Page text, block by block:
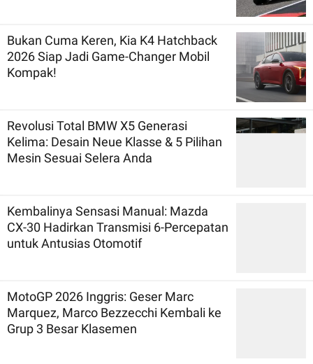
Bukan Cuma Keren, Kia K4 Hatchback
2026 Siap Jadi Game-Changer Mobil
Kompak!
Revolusi Total BMW X5 Generasi
Kelima: Desain Neue Klasse & 5 Pilihan
Mesin Sesuai Selera Anda
Kembalinya Sensasi Manual: Mazda
CX-30 Hadirkan Transmisi 6-Percepatan
untuk Antusias Otomotif
MotoGP 2026 Inggris: Geser Marc
Marquez, Marco Bezzecchi Kembali ke
Grup 3 Besar Klasemen